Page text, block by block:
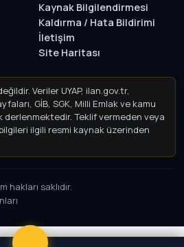
Kaynak Bilgilendirmesi
Kaldırma / Hata Bildirimi
İletişim
Site Haritası
Veriler UYAP, ilan.gov.tr,
GİB, SGK, Milli Emlak ve kamu
derlenmektedir. Teklif vermeden
bilgileri ilgili resmi kaynak
hakları saklıdır.